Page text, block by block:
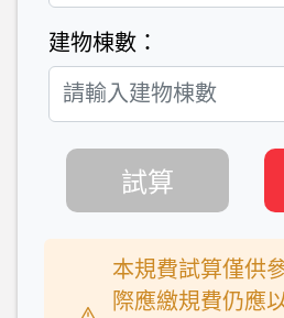
建物棟數：
試算
本規費試算僅供
際應繳規費仍應